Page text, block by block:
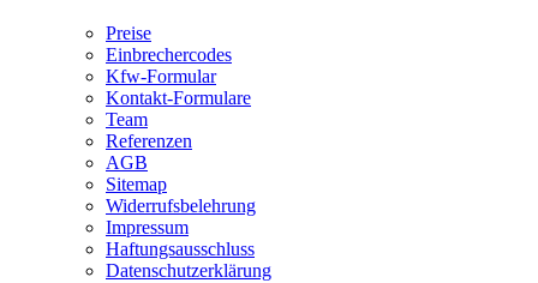
Preise
Einbrechercodes
Kfw-Formular
Kontakt-Formulare
Team
Referenzen
AGB
Sitemap
Widerrufsbelehrung
Impressum
Haftungsausschluss
Datenschutzerklärung